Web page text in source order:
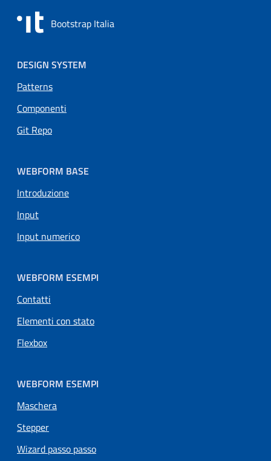
Bootstrap Italia
Menu piè di pagina
DESIGN SYSTEM
Patterns
Componenti
Git Repo
WEBFORM BASE
Introduzione
Input
Input numerico
WEBFORM ESEMPI
Contatti
Elementi con stato
Flexbox
WEBFORM ESEMPI
Maschera
Stepper
Wizard passo passo